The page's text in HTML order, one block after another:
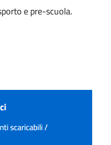
e pre-scuola.